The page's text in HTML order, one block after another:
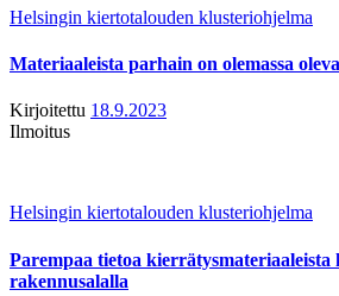
Helsingin kiertotalouden klusteriohjelma
Materiaaleista parhain on olemassa oleva
Kirjoitettu 18.9.2023
Ilmoitus
Helsingin kiertotalouden klusteriohjelma
Parempaa tietoa kierrätysmateriaaleista
rakennusalalla